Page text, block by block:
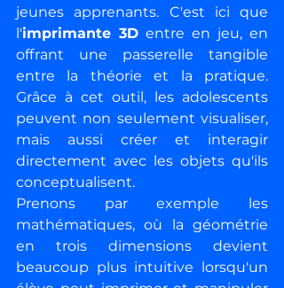
jeunes apprenants. C'est ici que
l'imprimante 3D entre en jeu, en
offrant une passerelle tangible
entre la théorie et la pratique.
Grâce à cet outil, les adolescents
peuvent non seulement visualiser,
mais aussi créer et interagir
directement avec les objets qu'ils
conceptualisent.
Prenons par exemple les
mathématiques, où la géométrie
en trois dimensions devient
beaucoup plus intuitive lorsqu'un